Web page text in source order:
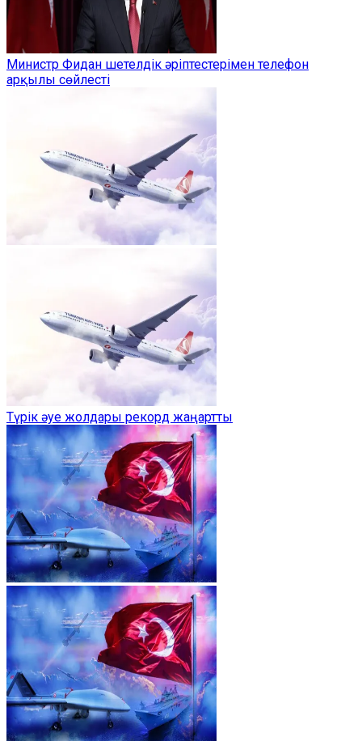
Министр Фидан шетелдік әріптестерімен телефон
арқылы сөйлесті
Түрік әуе жолдары рекорд жаңартты